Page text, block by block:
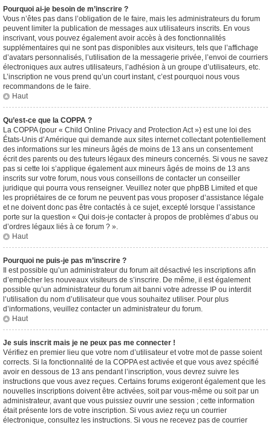
Pourquoi ai-je besoin de m’inscrire ?
Vous n’êtes pas dans l’obligation de le faire, mais les administrateurs du forum
peuvent limiter la publication de messages aux utilisateurs inscrits. En vous
inscrivant, vous pouvez également avoir accès à des fonctionnalités
supplémentaires qui ne sont pas disponibles aux visiteurs, tels que l’affichage
d’avatars personnalisés, l’utilisation de la messagerie privée, l’envoi de courriers
électroniques aux autres utilisateurs, l’adhésion à un groupe d’utilisateurs, etc.
L’inscription ne vous prend qu’un court instant, c’est pourquoi nous vous
recommandons de le faire.
Haut
Qu’est-ce que la COPPA ?
La COPPA (pour « Child Online Privacy and Protection Act ») est une loi des
États-Unis d’Amérique qui demande aux sites internet collectant potentiellement
des informations sur les mineurs âgés de moins de 13 ans un consentement
écrit des parents ou des tuteurs légaux des mineurs concernés. Si vous ne savez
pas si cette loi s’applique également aux mineurs âgés de moins de 13 ans
inscrits sur votre forum, nous vous conseillons de contacter un conseiller
juridique qui pourra vous renseigner. Veuillez noter que phpBB Limited et que
les propriétaires de ce forum ne peuvent pas vous proposer d’assistance légale
et ne doivent donc pas être contactés à ce sujet, excepté lorsque l’assistance
porte sur la question « Qui dois-je contacter à propos de problèmes d’abus ou
d’ordres légaux liés à ce forum ? ».
Haut
Pourquoi ne puis-je pas m’inscrire ?
Il est possible qu’un administrateur du forum ait désactivé les inscriptions afin
d’empêcher les nouveaux visiteurs de s’inscrire. De même, il est également
possible qu’un administrateur du forum ait banni votre adresse IP ou interdit
l’utilisation du nom d’utilisateur que vous souhaitez utiliser. Pour plus
d’informations, veuillez contacter un administrateur du forum.
Haut
Je suis inscrit mais je ne peux pas me connecter !
Vérifiez en premier lieu que votre nom d’utilisateur et votre mot de passe soient
corrects. Si la fonctionnalité de la COPPA est activée et que vous avez spécifié
avoir en dessous de 13 ans pendant l’inscription, vous devrez suivre les
instructions que vous avez reçues. Certains forums exigeront également que les
nouvelles inscriptions doivent être activées, soit par vous-même ou soit par un
administrateur, avant que vous puissiez ouvrir une session ; cette information
était présente lors de votre inscription. Si vous aviez reçu un courrier
électronique, consultez les instructions. Si vous ne recevez pas de courrier